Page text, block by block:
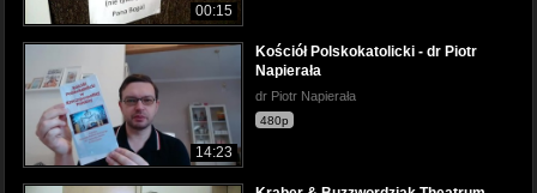
00:15
14:23
Kościół Polskokatolicki - dr Piotr
Napierała
dr Piotr Napierała
480p